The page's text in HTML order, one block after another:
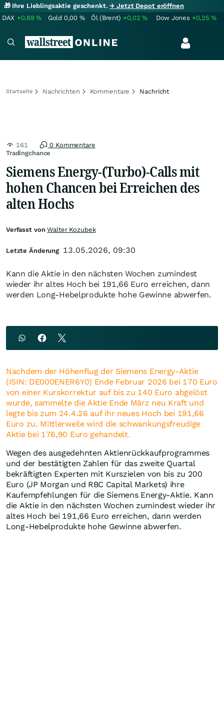
🎁 Ihre Lieblingsaktie geschenkt.→ Jetzt Depot eröffnen
DAX +0,69% Gold 0,00 % Öl (Brent) +0,02% Dow Jones +0,25%
Startseite Nachrichten Kommentare Nachricht
Tradingchance
161 0 Kommentare
Siemens Energy-(Turbo)-Calls mit
hohen Chancen bei Erreichen des
alten Hochs
Kann die Aktie in den nächsten Wochen zumindest
wieder ihr altes Hoch bei 191,66 Euro erreichen, dann
werden Long-Hebelprodukte hohe Gewinne abwerfen.
Nachdem der Höhenflug der Siemens Energy-Aktie
(ISIN: DE000ENER6Y0) Ende Februar 2026 bei 170 Euro
von einer Kurskorrektur auf bis zu 140 Euro abgelöst
wurde, sammelte die Aktie Ende März neu Kraft und
legte bis zum 24.4.26 auf ihr neues Hoch bei 191,66
Euro zu. Mittlerweile wird die schwankungsfreudige
Aktie bei 176,90 Euro gehandelt.
Wegen des ausgedehnten Aktienrückkaufprogrammes
und der bestätigten Zahlen für das zweite Quartal
bekräftigten Experten mit Kurszielen von bis zu 200
Euro (JP Morgan und RBC Capital Markets) ihre
Kaufempfehlungen für die Siemens Energy-Aktie. Kann
die Aktie in den nächsten Wochen zumindest wieder ihr
altes Hoch bei 191,66 Euro erreichen, dann werden
Long-Hebelprodukte hohe Gewinne abwerfen.
Verfasst vonWalter Kozubek
Letzte Änderung 13.05.2026, 09:30